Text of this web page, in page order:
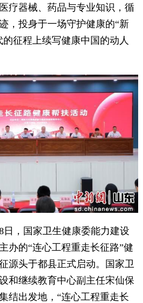
器械、药品与专业知识，循
，投身于一场守护健康的“新
征程上续写健康中国的动人
，国家卫生健康委能力建设
办的“连心工程重走长征路”健
源头于都县正式启动。国家卫
和继续教育中心副主任宋仙保
结出发地，“连心工程重走长